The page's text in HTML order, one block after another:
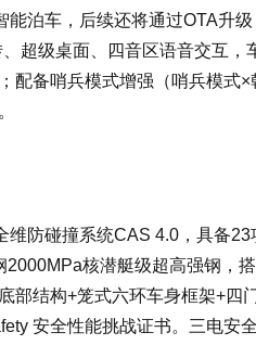
泊车，后续还将通过OTA升
超级桌面、四音区语音交互，
配备哨兵模式增强（哨兵模式×
防碰撞系统CAS 4.0，具备23
核潜艇级超高强钢，
部结构+笼式六环车身框架+四
安全性能挑战证书。三电安